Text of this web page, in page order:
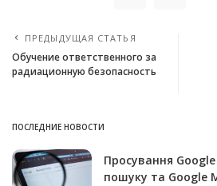
ПРЕДЫДУЩАЯ СТАТЬЯ
Обучение ответственного за
радиационную безопасность
ПОСЛЕДНИЕ НОВОСТИ
Просування
пошуку та Google